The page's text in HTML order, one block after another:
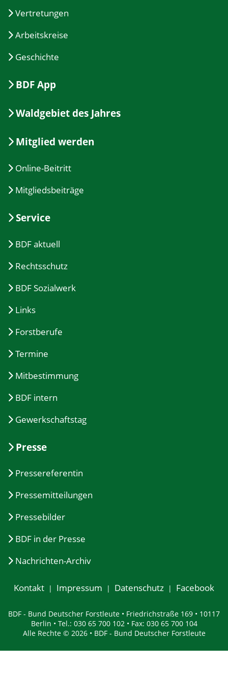
Vertretungen
Arbeitskreise
Geschichte
BDF App
Waldgebiet des Jahres
Mitglied werden
Online-Beitritt
Mitgliedsbeiträge
Service
BDF aktuell
Rechtsschutz
BDF Sozialwerk
Links
Forstberufe
Termine
Mitbestimmung
BDF intern
Gewerkschaftstag
Presse
Pressereferentin
Pressemitteilungen
Pressebilder
BDF in der Presse
Nachrichten-Archiv
Kontakt Impressum Datenschutz Facebook
BDF - Bund Deutscher Forstleute • Friedrichstraße 169 • 10117
Berlin • Tel.: 030 65 700 102 • Fax: 030 65 700 104
Alle Rechte © 2026 • BDF - Bund Deutscher Forstleute